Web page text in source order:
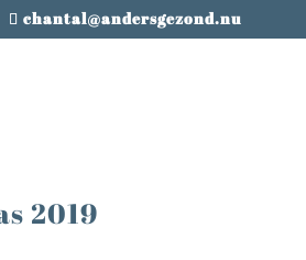
chantal@andersgezond.nu
2019